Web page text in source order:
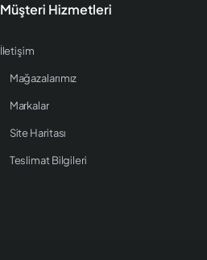
Müşteri Hizmetleri
İletişim
Mağazalarımız
Markalar
Site Haritası
Teslimat Bilgileri